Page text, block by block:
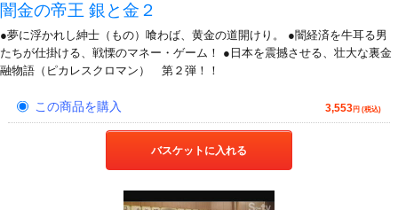
闇金の帝王 銀と金２
●夢に浮かれし紳士（もの）喰わば、黄金の道開けり。 ●闇経済を牛耳る男
たちが仕掛ける、戦慄のマネー・ゲーム！ ●日本を震撼させる、壮大な裏金
融物語（ピカレスクロマン） 第２弾！！
この商品を購入 3,553円 (税込)
バスケットに入れる